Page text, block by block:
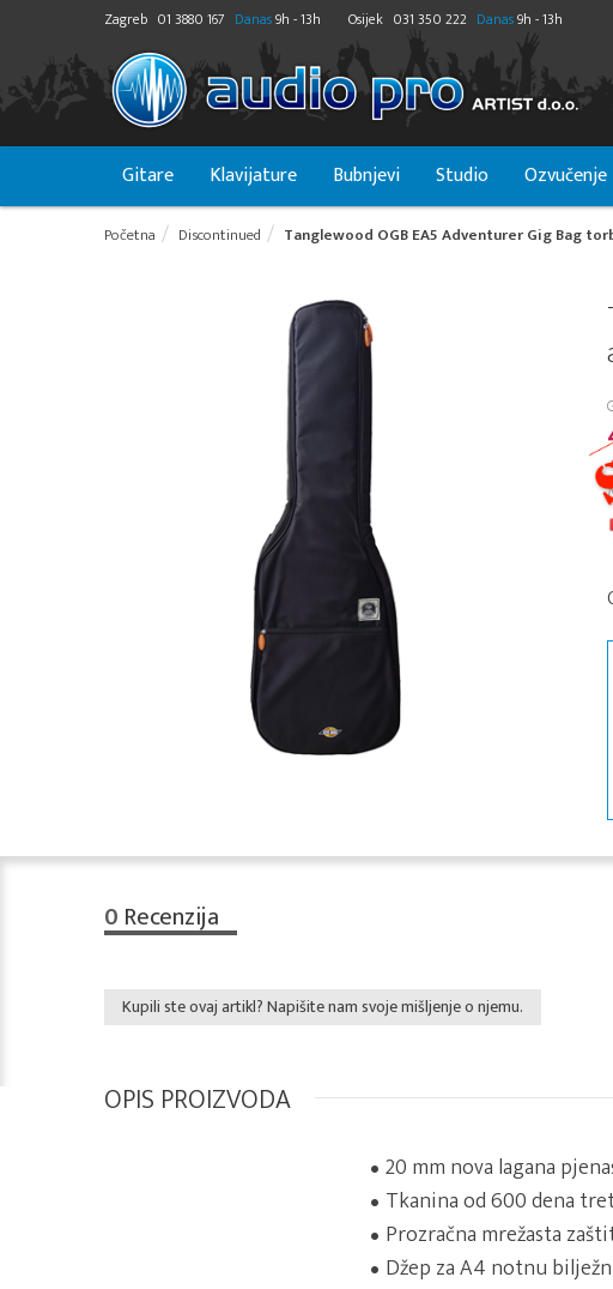
Zagreb 01 3880 167 Danas9h - 13h Osijek 031 350 222 Danas9h - 13h
Gitare Klavijature Bubnjevi Studio Ozvučenje
Početna Discontinued Tanglewood OGB EA5 Adventurer Gig Bag
0 Recenzija
Kupili ste ovaj artikl? Napišite nam svoje mišljenje o njemu.
OPIS PROIZVODA
20 mm nova lagana
Tkanina od 600 dena
Prozračna mrežasta
Džep za A4 notnu